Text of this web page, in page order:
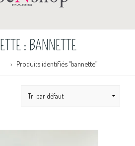
: BANNETTE
Produits identifiés “bannette”